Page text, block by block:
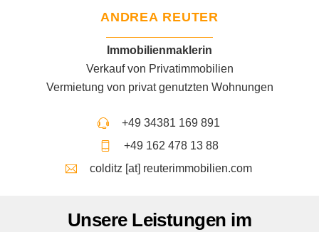
ANDREA REUTER
Immobilienmaklerin
Verkauf von Privatimmobilien
Vermietung von privat genutzten Wohnungen
+49 34381 169 891
+49 162 478 13 88
colditz [at] reuterimmobilien.com
Unsere Leistungen im